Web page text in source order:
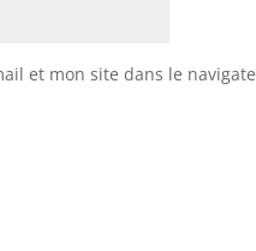
et mon site dans le